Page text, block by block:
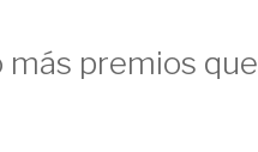
premios que